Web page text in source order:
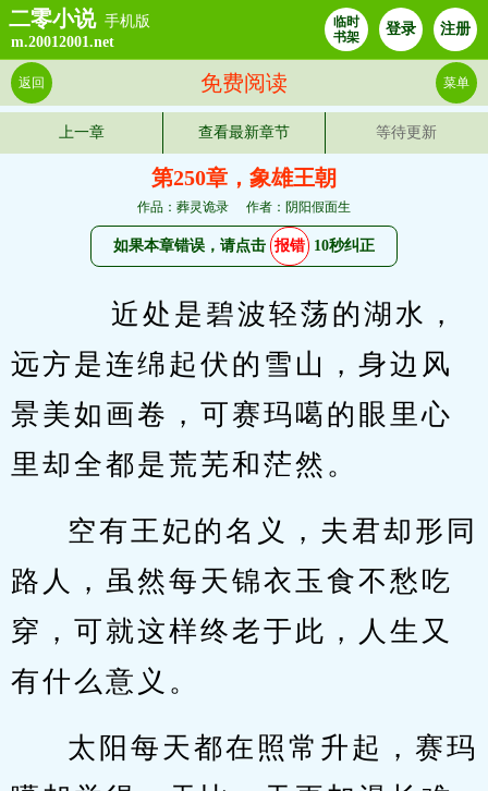
二零小说 手机版
m.20012001.net
临时
书架
登录 注册
免费阅读
返回 菜单
上一章 查看最新章节 等待更新
第250章，象雄王朝
作品：葬灵诡录 作者：阴阳假面生
如果本章错误，请点击 报错 10秒纠正
远方是连绵起伏的雪山，身边风
景美如画卷，可赛玛噶的眼里心
里却全都是荒芜和茫然。
空有王妃的名义，夫君却形同
路人，虽然每天锦衣玉食不愁吃
穿，可就这样终老于此，人生又
有什么意义。
太阳每天都在照常升起，赛玛